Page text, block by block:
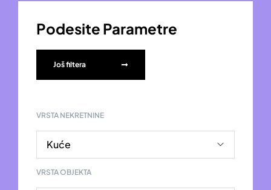
Podesite Parametre
Još filtera
VRSTA NEKRETNINE
VRSTA OBJEKTA